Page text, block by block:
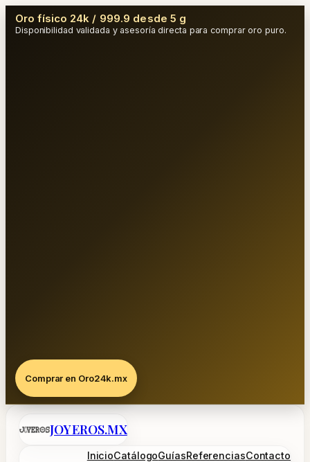
Oro físico 24k / 999.9 desde 5 g
Disponibilidad validada y asesoría directa para comprar oro puro.
Comprar en Oro24k.mx
Saltar
JOYEROS.MX
InicioCatálogoGuíasReferenciasContacto